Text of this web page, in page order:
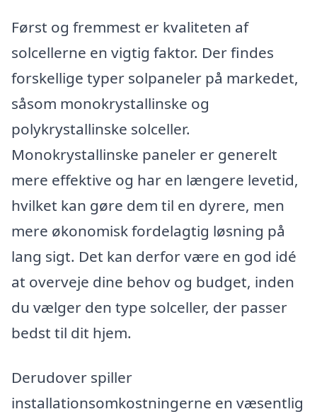
Først og fremmest er kvaliteten af
solcellerne en vigtig faktor. Der findes
forskellige typer solpaneler på markedet,
såsom monokrystallinske og
polykrystallinske solceller.
Monokrystallinske paneler er generelt
mere effektive og har en længere levetid,
hvilket kan gøre dem til en dyrere, men
mere økonomisk fordelagtig løsning på
lang sigt. Det kan derfor være en god idé
at overveje dine behov og budget, inden
du vælger den type solceller, der passer
bedst til dit hjem.
Derudover spiller
installationsomkostningerne en væsentlig